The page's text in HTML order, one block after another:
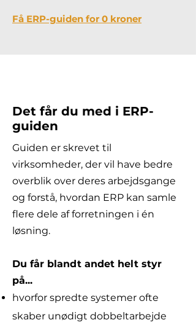
Få ERP-guiden for 0 kroner
Det får du med i ERP-
guiden
Guiden er skrevet til
virksomheder, der vil have bedre
overblik over deres arbejdsgange
og forstå, hvordan ERP kan samle
flere dele af forretningen i én
løsning.
Du får blandt andet helt styr
på...
hvorfor spredte systemer ofte
skaber unødigt dobbeltarbejde